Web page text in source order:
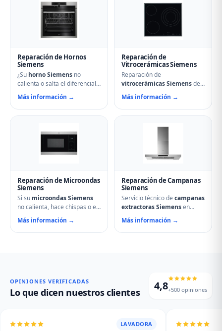
Frost, fugas de gas
refrigerante y problemas de
descarche. Servicio urgente
para evitar pérdida de
alimentos.
averiados y fallos en el
secado. Mantenimiento
preventivo y limpieza de
filtros incluido en la visita.
Reparación de Hornos
Siemens
¿Su horno Siemens no
calienta o salta el diferencial?
Nuestro servicio técnico en
Astudillo repara resistencias,
ventiladores, termostatos,
en hornos multifunción,
pirolíticos y de vapor
Siemens.
Más información →
Reparación de
Vitrocerámicas Siemens
Reparación de
vitrocerámicas Siemensde
inducción y de cocción en
Astudillo. Solucionamos
fuegos que no encienden,
no responden, fallos en
módulos de inducción y
problemas de regulación de
temperatura.
Más información →
Reparación de Microondas
Siemens
Si su microondas Siemens
no calienta, hace chispas o el
plato no gira, contacte con
nuestro servicio técnico en
Astudillo. Reparamos
Más información →
Reparación de Campanas
Siemens
Servicio técnico de campanas
extractoras Siemensen
Astudillo. Reparamos
motores, problemas de
aspiración, filtros de carbón
profesional de su campana.
Más información →
OPINIONES VERIFICADAS
Lo que dicen nuestros clientes 4,8+500 opiniones
LAVADORA